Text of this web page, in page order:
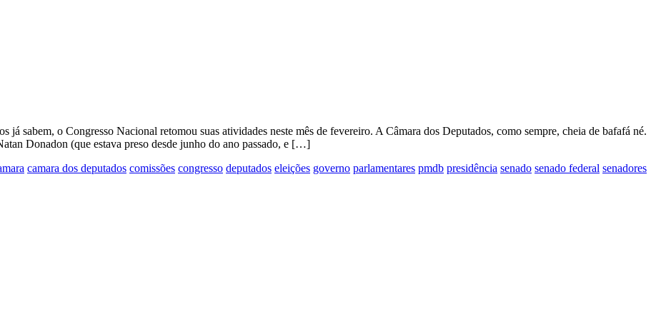
já sabem, o Congresso Nacional retomou suas atividades neste mês de fevereiro. A Câmara dos Deputados, como sempre, cheia de bafafá né.
Donadon (que estava preso desde junho do ano passado, e […]
camara dos deputados comissões congresso deputados eleições governo parlamentares pmdb presidência senado senado federal senadores